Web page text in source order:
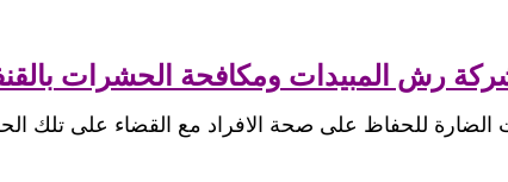
رش المبيدات ومكافحة الحشرات
الضارة للحفاظ على صحة الافراد مع القضاء على تلك